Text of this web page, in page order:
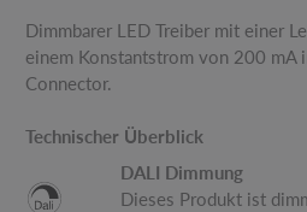
Dimmbarer LED Treiber mit einer
einem Konstantstrom von 200 mA
Connector.
Technischer Überblick
DALI Dimmung
Dieses Produkt ist